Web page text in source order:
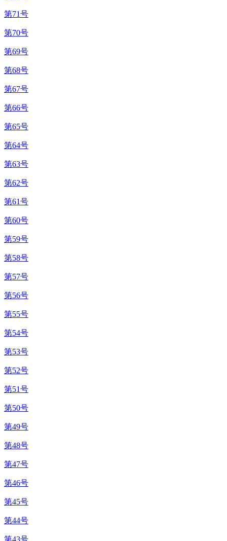
第71号
第70号
第69号
第68号
第67号
第66号
第65号
第64号
第63号
第62号
第61号
第60号
第59号
第58号
第57号
第56号
第55号
第54号
第53号
第52号
第51号
第50号
第49号
第48号
第47号
第46号
第45号
第44号
第43号